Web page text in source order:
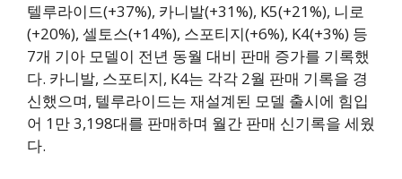
텔루라이드(+37%), 카니발(+31%), K5(+21%), 니로
(+20%), 셀토스(+14%), 스포티지(+6%), K4(+3%) 등
7개 기아 모델이 전년 동월 대비 판매 증가를 기록했
다. 카니발, 스포티지, K4는 각각 2월 판매 기록을 경
신했으며, 텔루라이드는 재설계된 모델 출시에 힘입
어 1만 3,198대를 판매하며 월간 판매 신기록을 세웠
다.